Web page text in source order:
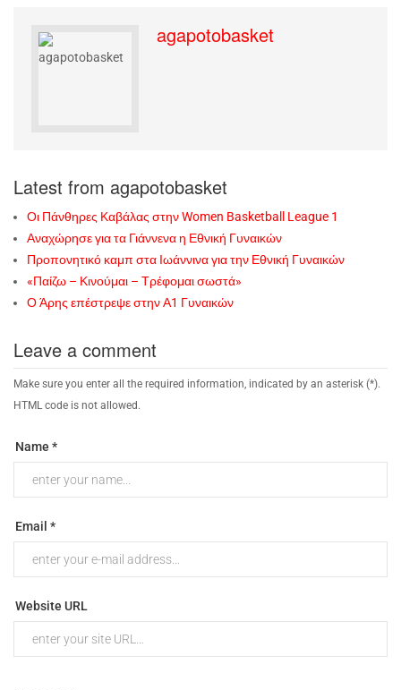
agapotobasket
Latest from agapotobasket
Οι Πάνθηρες Καβάλας στην Women Basketball League 1
Αναχώρησε για τα Γιάννενα η Εθνική Γυναικών
Προπονητικό καμπ στα Ιωάννινα για την Εθνική Γυναικών
«Παίζω – Κινούμαι – Τρέφομαι σωστά»
Ο Άρης επέστρεψε στην Α1 Γυναικών
Leave a comment
Make sure you enter all the required information, indicated by an asterisk (*).
HTML code is not allowed.
Name *
Email *
Website URL